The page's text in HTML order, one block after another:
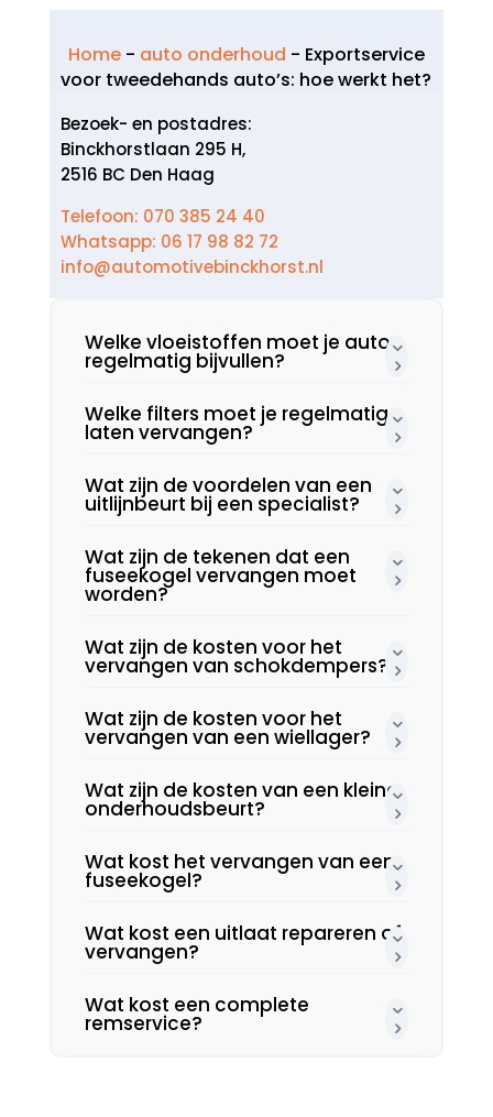
Home- auto onderhoud - Exportservice
voor tweedehands auto’s: hoe werkt het?
Bezoek- en postadres:
Binckhorstlaan 295 H,
2516 BC Den Haag
Telefoon: 070 385 24 40
Whatsapp: 06 17 98 82 72
info@automotivebinckhorst.nl
Welke vloeistoffen moet je auto
regelmatig bijvullen?
Welke filters moet je regelmatig
laten vervangen?
Wat zijn de voordelen van een
uitlijnbeurt bij een specialist?
Wat zijn de tekenen dat een
fuseekogel vervangen moet
worden?
Wat zijn de kosten voor het
vervangen van schokdempers?
Wat zijn de kosten voor het
vervangen van een wiellager?
Wat zijn de kosten van een kleine
onderhoudsbeurt?
Wat kost het vervangen van een
fuseekogel?
Wat kost een uitlaat repareren of
vervangen?
Wat kost een complete
remservice?